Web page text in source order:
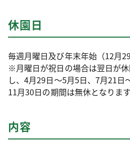
休園日
毎週月曜日及び年末年始（12月
※月曜日が祝日の場合は翌日が
し、4月29日～5月5日、7月21日
11月30日の期間は無休となります
内容